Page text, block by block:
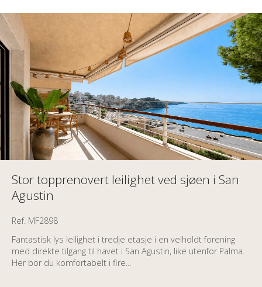
Stor topprenovert leilighet ved sjøen i San
Agustin
Ref. MF2898
Fantastisk lys leilighet i tredje etasje i en velholdt forening
med direkte tilgang til havet i San Agustin, like utenfor Palma.
Her bor du komfortabelt i fire...